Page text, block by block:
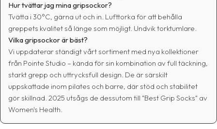
Hur tvättar jag mina gripsockor?
Tvätta i 30°C, gärna ut och in. Lufttorka för att behålla
greppets kvalitet så länge som möjligt. Undvik torktumlare.
Vilka gripsockor är bäst?
Vi uppdaterar ständigt vårt sortiment med nya kollektioner
från Pointe Studio – kända för sin kombination av full täckning,
starkt grepp och uttrycksfull design. De är särskilt
uppskattade inom pilates och barre, där stöd och stabilitet
gör skillnad. 2025 utsågs de dessutom till "Best Grip Socks" av
Women's Health.